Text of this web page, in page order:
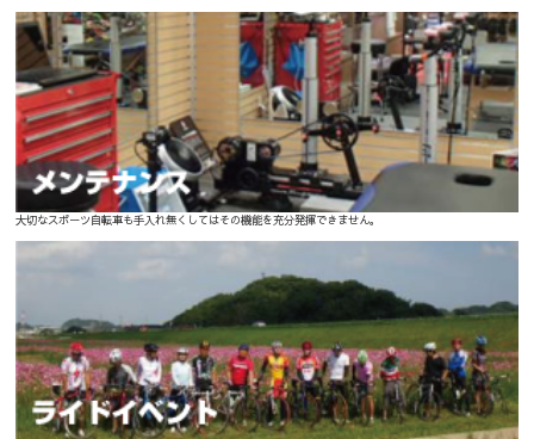
大切なスポーツ自転車も手入れ無くしてはその機能を充分発揮できません。